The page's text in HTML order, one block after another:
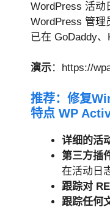
WordPress 活动
WordPress 管理
已在 GoDaddy
演示：https://
推荐： 修复
特点 WP
详细的活
第三方插
在活动日
跟踪对
跟踪任何